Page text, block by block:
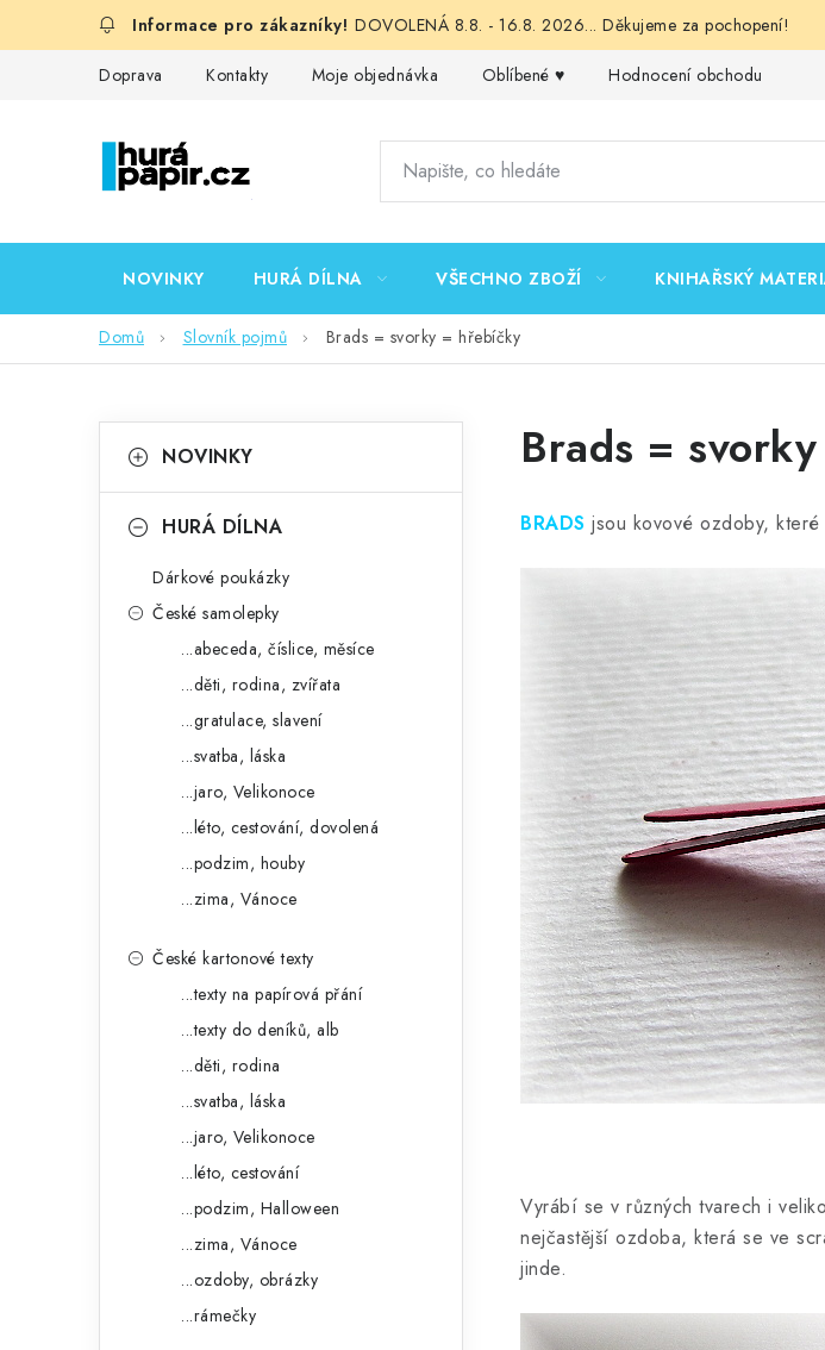
DOVOLENÁ 8.8. - 16.8. 2026... Děkujeme za pochopení!
Doprava Kontakty Moje objednávka Oblíbené ♥️ Hodnocení obchodu
NOVINKY HURÁ DÍLNA VŠECHNO ZBOŽÍ KNIHAŘSKÝ
Domů Slovník pojmů Brads = svorky = hřebíčky
okategorie
a
NOVINKY
HURÁ DÍLNA
Dárkové poukázky
České samolepky
...abeceda, číslice, měsíce
...děti, rodina, zvířata
...gratulace, slavení
...svatba, láska
...jaro, Velikonoce
...léto, cestování, dovolená
...podzim, houby
...zima, Vánoce
České kartonové texty
...texty na papírová přání
...texty do deníků, alb
...děti, rodina
...svatba, láska
...jaro, Velikonoce
...léto, cestování
...podzim, Halloween
...zima, Vánoce
...ozdoby, obrázky
...rámečky
Brads =
BRADS jsou kovové ozdoby,
Vyrábí se v různých tvarech i
nejčastější ozdoba, která se ve
jinde.